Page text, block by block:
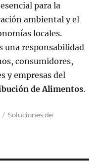
para la
ambiental y el
locales.
una responsabilidad
consumidores,
y empresas del
de Alimentos.
Categorías
Soluciones de